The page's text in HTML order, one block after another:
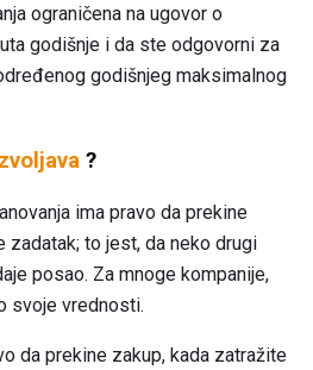
ograničena na ugovor o
godišnje i da ste odgovorni za
godišnjeg maksimalnog
?
ima pravo da prekine
zadatak; to jest, da neko drugi
posao. Za mnoge kompanije,
svoje vrednosti.
da prekine zakup, kada zatražite